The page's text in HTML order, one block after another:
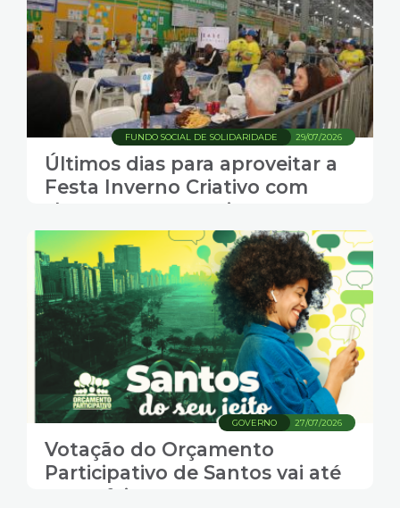
29/07/2026
FUNDO SOCIAL DE SOLIDARIDADE
Últimos dias para aproveitar a
Festa Inverno Criativo com
shows, gastronomia e
transporte grátis em Santos
27/07/2026
GOVERNO
Votação do Orçamento
Participativo de Santos vai até
sexta-feira